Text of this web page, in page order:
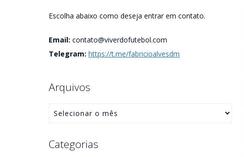
Escolha abaixo como deseja entrar em contato.
Email: contato@viverdofutebol.com
Telegram: https://t.me/fabricioalvesdm
Arquivos
Categorias